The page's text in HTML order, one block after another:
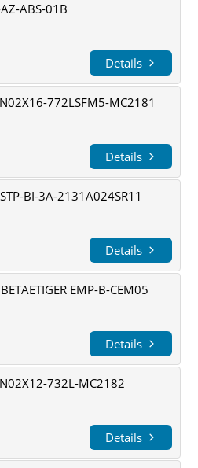
AZ-ABS-01B
Details
772LSFM5-MC2181
Details
STP-BI-3A-2131A024SR11
Details
EMP-B-CEM05
Details
732L-MC2182
Details